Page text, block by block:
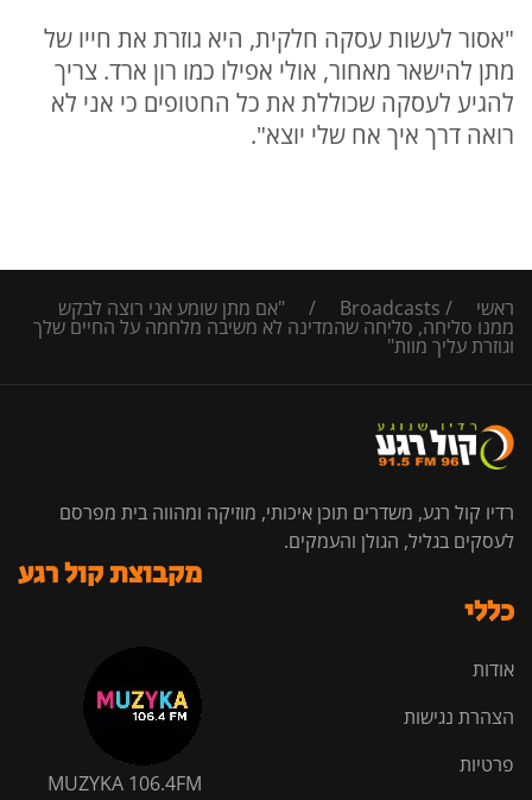
"אסור לעשות עסקה חלקית, היא גוזרת את חייו של
מתן להישאר מאחור, אולי אפילו כמו רון ארד. צריך
להגיע לעסקה שכוללת את כל החטופים כי אני לא
רואה דרך איך אח שלי יוצא".
ראשי /
Broadcasts
/ "אם מתן שומע אני רוצה לבקש
ממנו סליחה, סליחה שהמדינה לא משיבה מלחמה על החיים שלך
וגוזרת עליך מוות"
רדיו קול רגע, משדרים תוכן איכותי, מוזיקה ומהווה בית מפרסם
לעסקים בגליל, הגולן והעמקים.
כללי
אודות
הצהרת נגישות
פרטיות
מקבוצת קול רגע
MUZYKA 106.4FM